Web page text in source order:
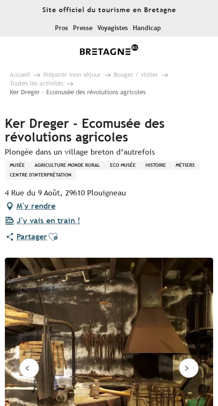
Site officiel du tourisme en Bretagne
Pros Presse Voyagistes Handicap
Accueil Préparer mon séjour
Bouger / visiter
Toutes les activités
Ker Dreger - Ecomusée des révolutions agricoles
Ker Dreger - Ecomusée des
révolutions agricoles
Plongée dans un village breton d’autrefois
MUSÉE AGRICULTURE MONDE RURAL ECO MUSÉE HISTOIRE
MÉTIERS
CENTRE D'INTERPRÉTATION
4 Rue du 9 Août, 29610 Plouigneau
M'y rendre
J'y vais en train !
PartagerAjouter aux favoris